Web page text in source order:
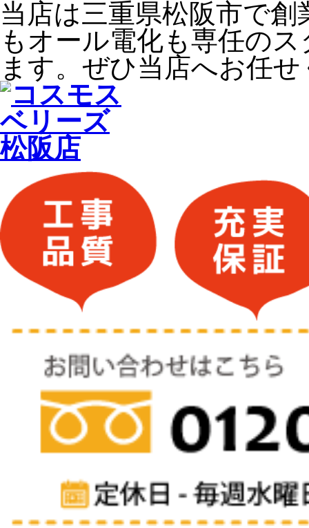
当店は三重県松阪市で
もオール電化も専任の
ます。ぜひ当店へお任